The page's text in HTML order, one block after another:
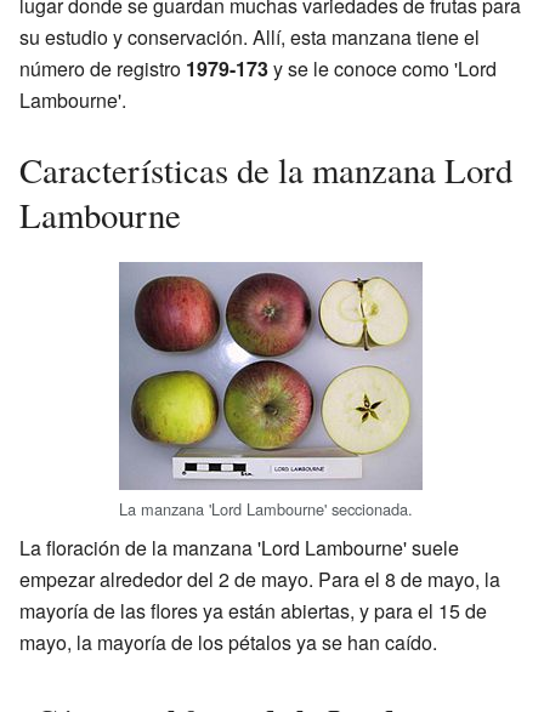
lugar donde se guardan muchas variedades de frutas para
su estudio y conservación. Allí, esta manzana tiene el
número de registro 1979-173y se le conoce como 'Lord
Lambourne'.
Características de la manzana Lord
Lambourne
La manzana 'Lord Lambourne' seccionada.
La floración de la manzana 'Lord Lambourne' suele
empezar alrededor del 2 de mayo. Para el 8 de mayo, la
mayoría de las flores ya están abiertas, y para el 15 de
mayo, la mayoría de los pétalos ya se han caído.